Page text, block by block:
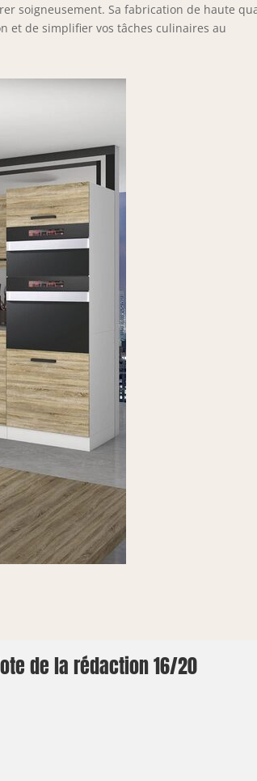
soigneusement. Sa fabrication de haute
et de simplifier vos tâches culinaires au
de la rédaction 16/20